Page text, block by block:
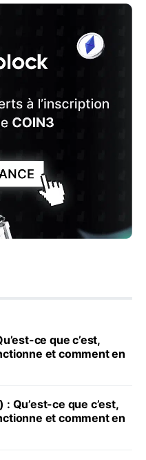
ce que c’est,
et comment en
Qu’est-ce que c’est,
et comment en